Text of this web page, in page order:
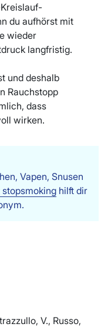
du aufhörst mit
wieder
langfristig.
und deshalb
Rauchstopp
dass
wirken.
Vapen, Snusen
hilft dir
V., Russo,